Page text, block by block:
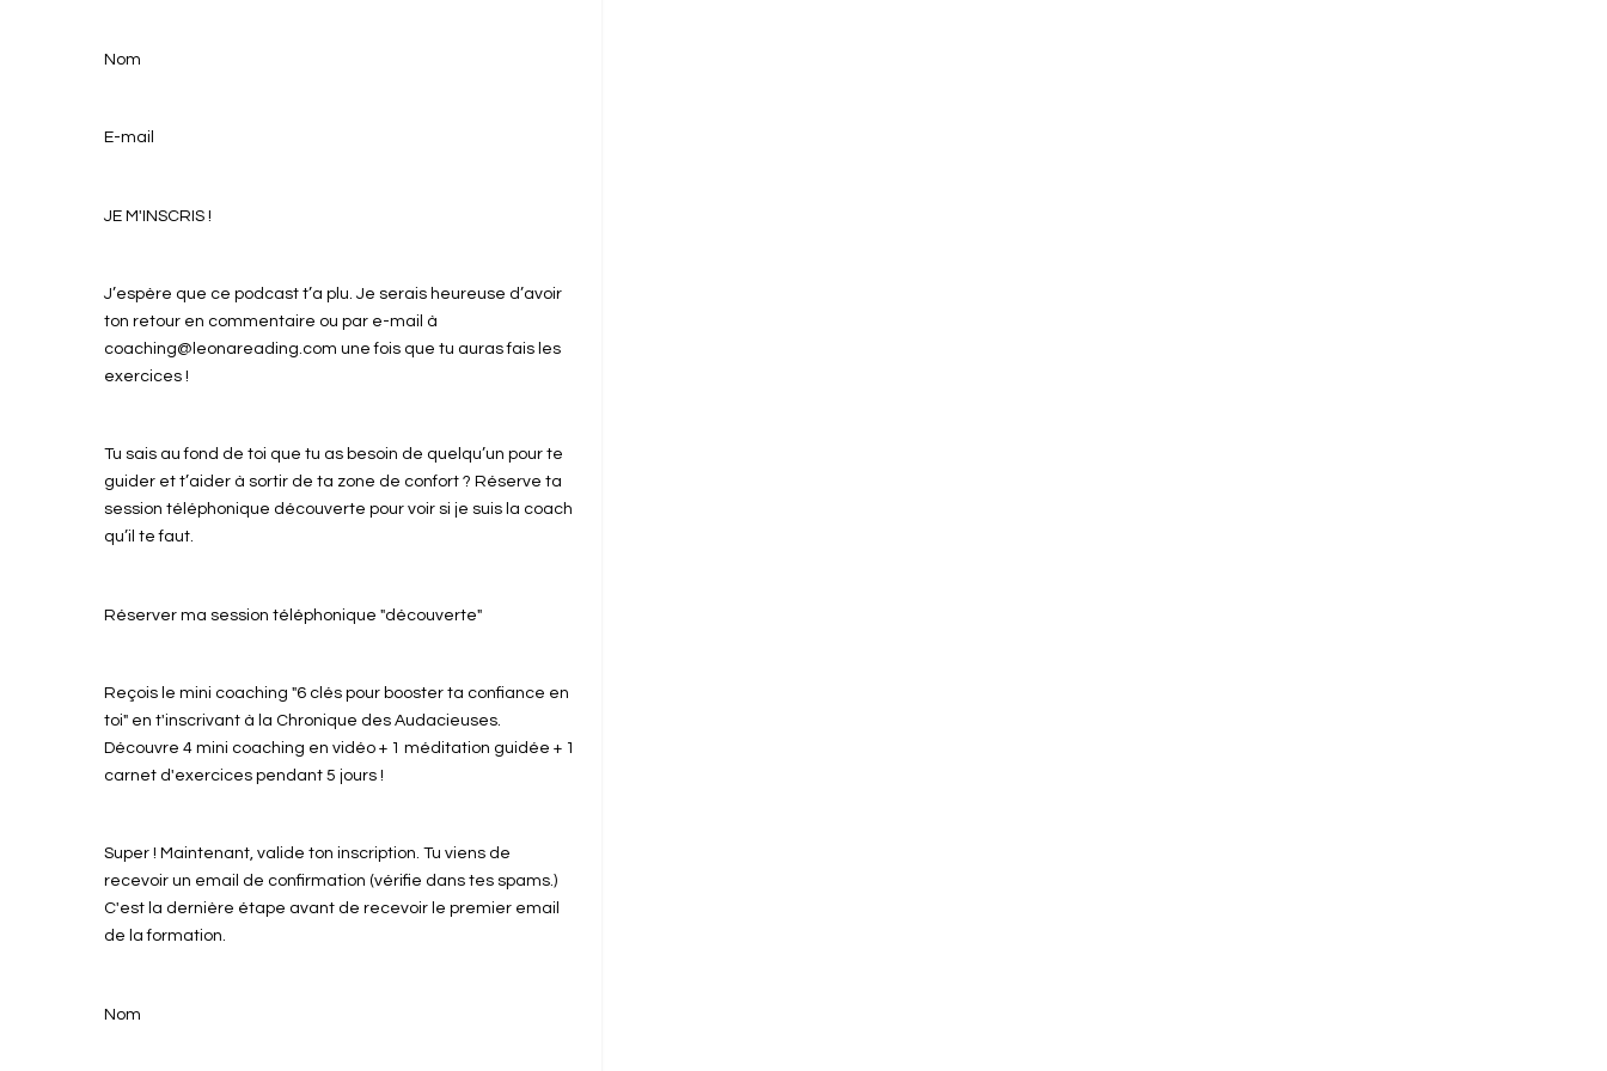
Nom
E-mail
JE M'INSCRIS !
J’espère que ce podcast t’a plu. Je serais heureuse d’avoir
ton retour en commentaire ou par e-mail à
coaching@leonareading.com une fois que tu auras fais les
exercices !
Tu sais au fond de toi que tu as besoin de quelqu’un pour te
guider et t’aider à sortir de ta zone de confort ? Réserve ta
session téléphonique découverte pour voir si je suis la coach
qu’il te faut.
Réserver ma session téléphonique "découverte"
Reçois le mini coaching "6 clés pour booster ta confiance en
toi" en t'inscrivant à la Chronique des Audacieuses.
Découvre 4 mini coaching en vidéo + 1 méditation guidée + 1
carnet d'exercices pendant 5 jours !
Super ! Maintenant, valide ton inscription. Tu viens de
recevoir un email de confirmation (vérifie dans tes spams.)
C'est la dernière étape avant de recevoir le premier email
de la formation.
Nom